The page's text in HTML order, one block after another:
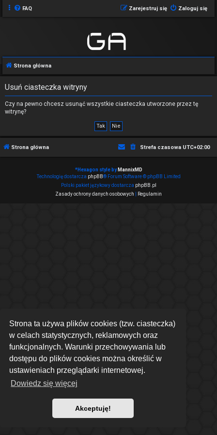
Strona ta używa plików cookies (tzw. ciasteczka)
w celach statystycznych, reklamowych oraz
funkcjonalnych. Warunki przechowywania lub
dostępu do plików cookies można określić w
ustawieniach przeglądarki internetowej.
Dowiedz się więcej
Akceptuję!
FAQ Zaloguj się
Zarejestruj się
Strona główna
Usuń ciasteczka witryny
Czy na pewno chcesz usunąć wszystkie ciasteczka utworzone przez tę
witrynę?
Strona główna Strefa czasowa UTC+02:00
*Hexagon style by MannixMD
Technologię dostarcza phpBB® Forum Software © phpBB Limited
Polski pakiet językowy dostarcza phpBB.pl
Zasady ochrony danych osobowych
Regulamin